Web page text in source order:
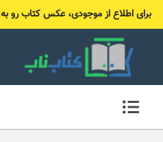
برای اطلاع از موجودی، عکس کتاب رو به ۰۹۱۹۹۸۱۴۷۹۶ (بله یا ایتا) بفرست